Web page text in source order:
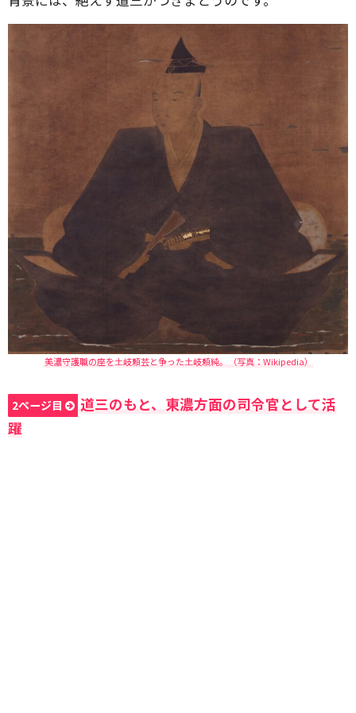
美濃守護職の座を土岐頼芸と争った土岐頼純。（写真：Wikipedia）
2ページ目
道三のもと、東濃方面の司令官として活
躍